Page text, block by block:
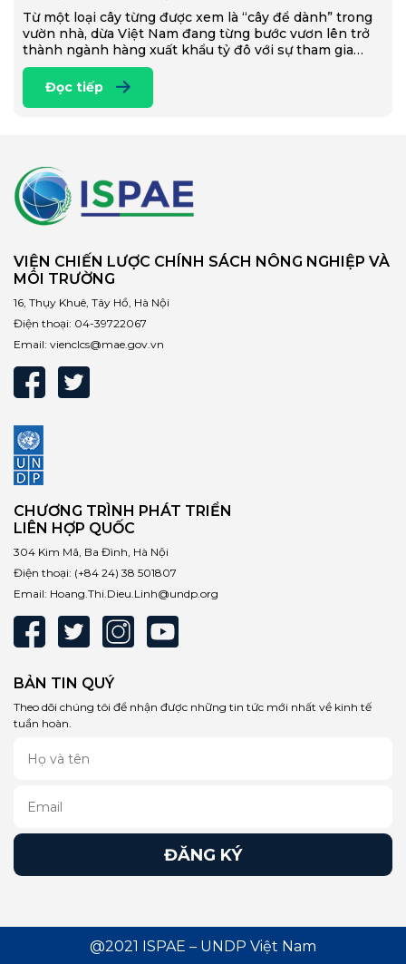
Từ một loại cây từng được xem là “cây để dành” trong
vườn nhà, dừa Việt Nam đang từng bước vươn lên trở
thành ngành hàng xuất khẩu tỷ đô với sự tham gia…
Đọc tiếp
VIỆN CHIẾN LƯỢC CHÍNH SÁCH NÔNG NGHIỆP VÀ
MÔI TRƯỜNG
16, Thụy Khuê, Tây Hồ, Hà Nội
Điện thoại: 04-39722067
Email: vienclcs@mae.gov.vn
CHƯƠNG TRÌNH PHÁT TRIỂN
LIÊN HỢP QUỐC
304 Kim Mã, Ba Đình, Hà Nội
Điện thoại: (+84 24) 38 501807
Email: Hoang.Thi.Dieu.Linh@undp.org
BẢN TIN QUÝ
Theo dõi chúng tôi để nhận được những tin tức mới nhất về kinh tế
tuần hoàn.
@2021 ISPAE – UNDP Việt Nam